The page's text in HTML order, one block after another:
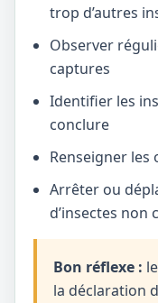
trop d’autres
Observer
captures
Identifier les
conclure
Renseigner les
Arrêter ou
d’insectes non
Bon réflexe :
la déclaration